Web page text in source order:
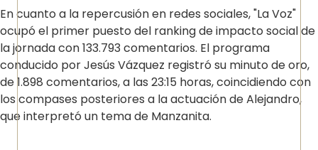
En cuanto a la repercusión en redes sociales, "La Voz"
ocupó el primer puesto del ranking de impacto social de
la jornada con 133.793 comentarios. El programa
conducido por Jesús Vázquez registró su minuto de oro,
de 1.898 comentarios, a las 23:15 horas, coincidiendo con
los compases posteriores a la actuación de Alejandro,
que interpretó un tema de Manzanita.